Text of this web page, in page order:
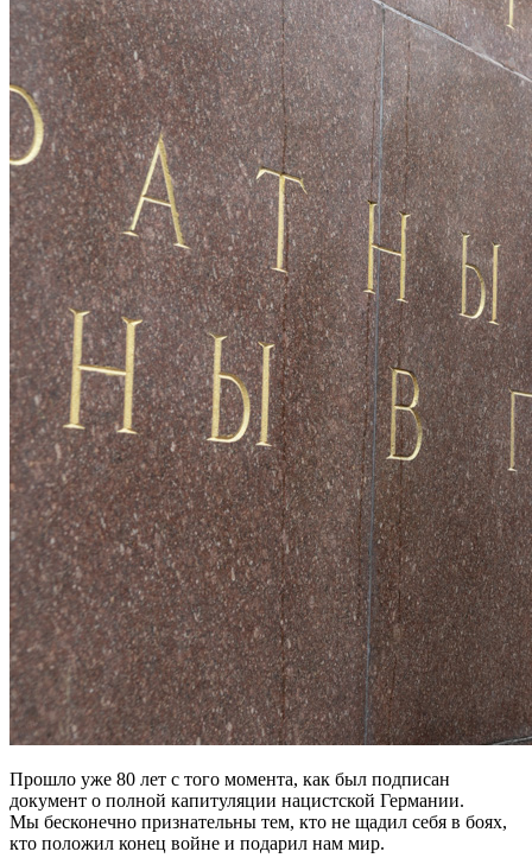
Прошло уже 80 лет с того момента, как был подписан
документ о полной капитуляции нацистской Германии.
Мы бесконечно признательны тем, кто не щадил себя в боях,
кто положил конец войне и подарил нам мир.